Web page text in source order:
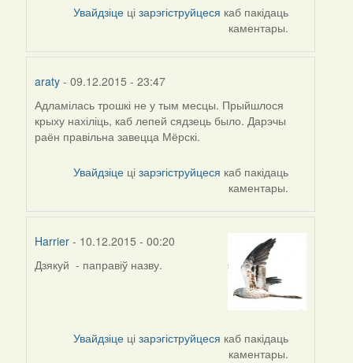
YavoretsУвайдзіце цізарэгіструйцеся каб пакідаць
каментары.
araty - 09.12.2015 - 23:47
Адламілась трошкі не у тым месцы. Прыйшлося
крыху нахіліць, каб лепей сядзець было. Дарэчы
раён правільна завецца Мёрскі.
Увайдзіце цізарэгіструйцеся каб пакідаць
каментары.
Harrier - 10.12.2015 - 00:20
In
Дзякуй - паправіў назву.
Увайдзіце цізарэгіструйцеся каб пакідаць
каментары.